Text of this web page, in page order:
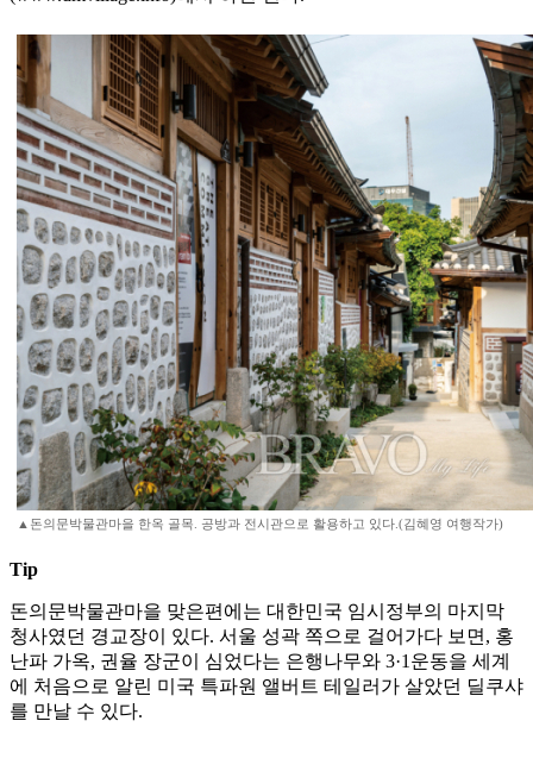
▲돈의문박물관마을 한옥 골목. 공방과 전시관으로 활용하고 있다.(김혜영 여행작가)
Tip
돈의문박물관마을 맞은편에는 대한민국 임시정부의 마지막
청사였던 경교장이 있다. 서울 성곽 쪽으로 걸어가다 보면, 홍
난파 가옥, 권율 장군이 심었다는 은행나무와 3·1운동을 세계
에 처음으로 알린 미국 특파원 앨버트 테일러가 살았던 딜쿠샤
를 만날 수 있다.